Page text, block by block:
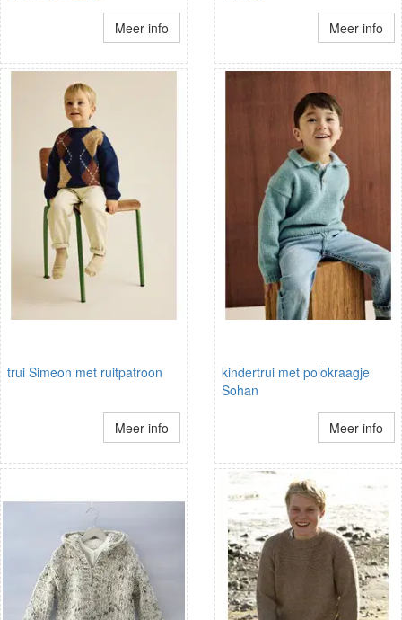
Meer info Meer info
trui Simeon met ruitpatroon
Meer info
kindertrui met polokraagje
Sohan
Meer info